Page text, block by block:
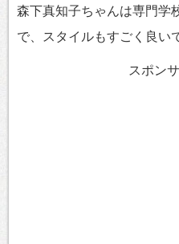
森下真知子ちゃんは専門学
で、スタイルもすごく良い
スポン